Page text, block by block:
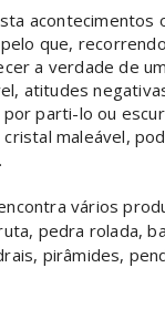
acontecimentos
que,
a verdade de
atitudes
parti-lo ou
maleável,
vários
pedra rolada,
pirâmides,